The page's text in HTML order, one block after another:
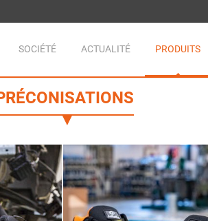
SOCIÉTÉ ACTUALITÉ PRODUITS